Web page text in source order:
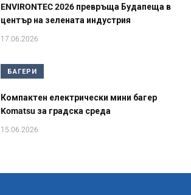
ENVIRONTEC 2026 превръща Будапеща в
център на зелената индустрия
17.06.2026
БАГЕРИ
Компактен електрически мини багер
Komatsu за градска среда
15.06.2026